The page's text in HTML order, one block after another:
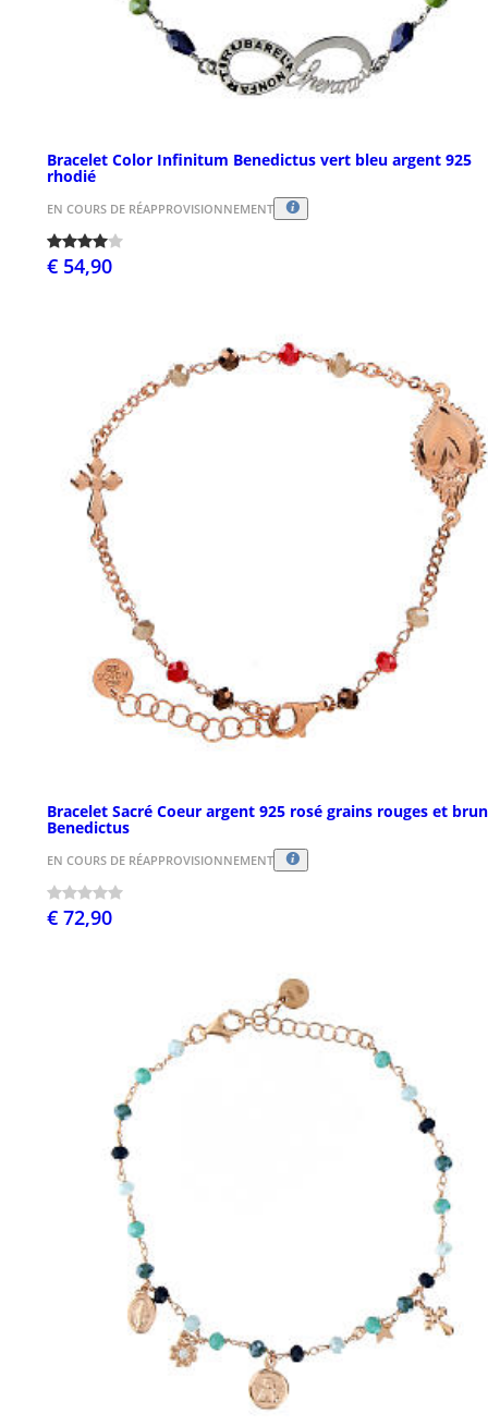
Bracelet Color Infinitum Benedictus vert bleu argent 925
rhodié
EN COURS DE RÉAPPROVISIONNEMENT
€ 54,90
Bracelet Sacré Coeur argent 925 rosé grains rouges et
Benedictus
EN COURS DE RÉAPPROVISIONNEMENT
€ 72,90